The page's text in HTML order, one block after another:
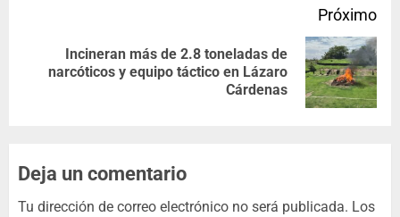
Próximo
Incineran más de 2.8 toneladas de
narcóticos y equipo táctico en Lázaro
Cárdenas
Deja un comentario
Tu dirección de correo electrónico no será publicada. Los